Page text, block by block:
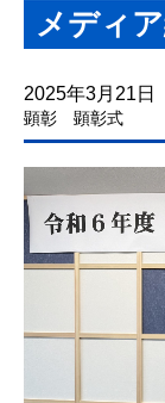
ご契約までの
瓦雑貨・瓦の
瓦コースター
いぶしBaby
屋根施工
葺き替え施
メディ
2025年3月21
顕彰 顕彰式